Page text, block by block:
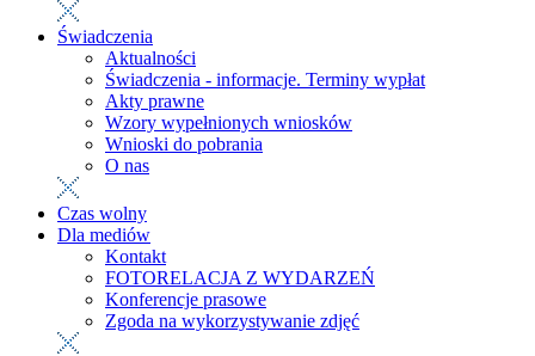
Świadczenia
Aktualności
Świadczenia - informacje. Terminy wypłat
Akty prawne
Wzory wypełnionych wniosków
Wnioski do pobrania
O nas
Czas wolny
Dla mediów
Kontakt
FOTORELACJA Z WYDARZEŃ
Konferencje prasowe
Zgoda na wykorzystywanie zdjęć